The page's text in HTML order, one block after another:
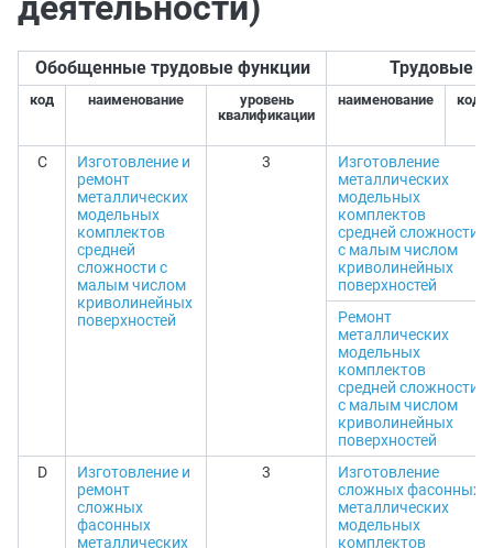
Обобщенные трудовые функции Трудовые
код наименование
уровень
квалификации
наименование код
C
Изготовление и
ремонт
металлических
модельных
комплектов
средней
сложности с
малым числом
криволинейных
поверхностей
3
Изготовление
металлических
модельных
комплектов
средней сложности
с малым числом
криволинейных
поверхностей
Ремонт
металлических
модельных
комплектов
средней сложности
с малым числом
криволинейных
поверхностей
D
Изготовление и
ремонт
сложных
фасонных
металлических
3
Изготовление
сложных фасонных
металлических
модельных
комплектов